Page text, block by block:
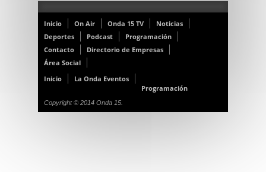
Inicio On Air Onda 15 TV
Noticias
Deportes
Podcast
Programación
Contacto
Directorio de Empresas
Área Social
Inicio
La Onda Eventos
Programación
Copyright © 2014 Onda 15.